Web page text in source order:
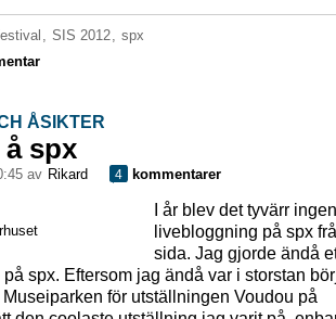
, SIS 2012, spx
ÅSIKTER
spx
av Rikard 4 kommentarer
I år blev det tyvärr ingen
livebloggning på spx
sida. Jag gjorde ändå
på spx. Eftersom jag ändå var i storstan
för utställningen Voudou på